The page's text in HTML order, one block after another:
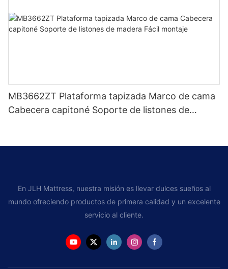
MB3662ZT Plataforma tapizada Marco de cama
Cabecera capitoné Soporte de listones de
En JLH Mattress, nuestra misión es llevar dulces sueños al
mundo ofreciendo productos de primera calidad y un excelente
servicio al cliente.